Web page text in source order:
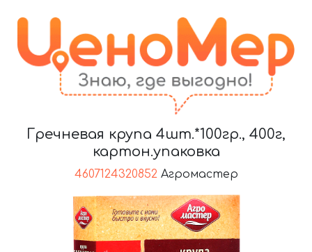
Гречневая крупа 4шт.*100гр., 400г,
картон.упаковка
4607124320852Агромастер